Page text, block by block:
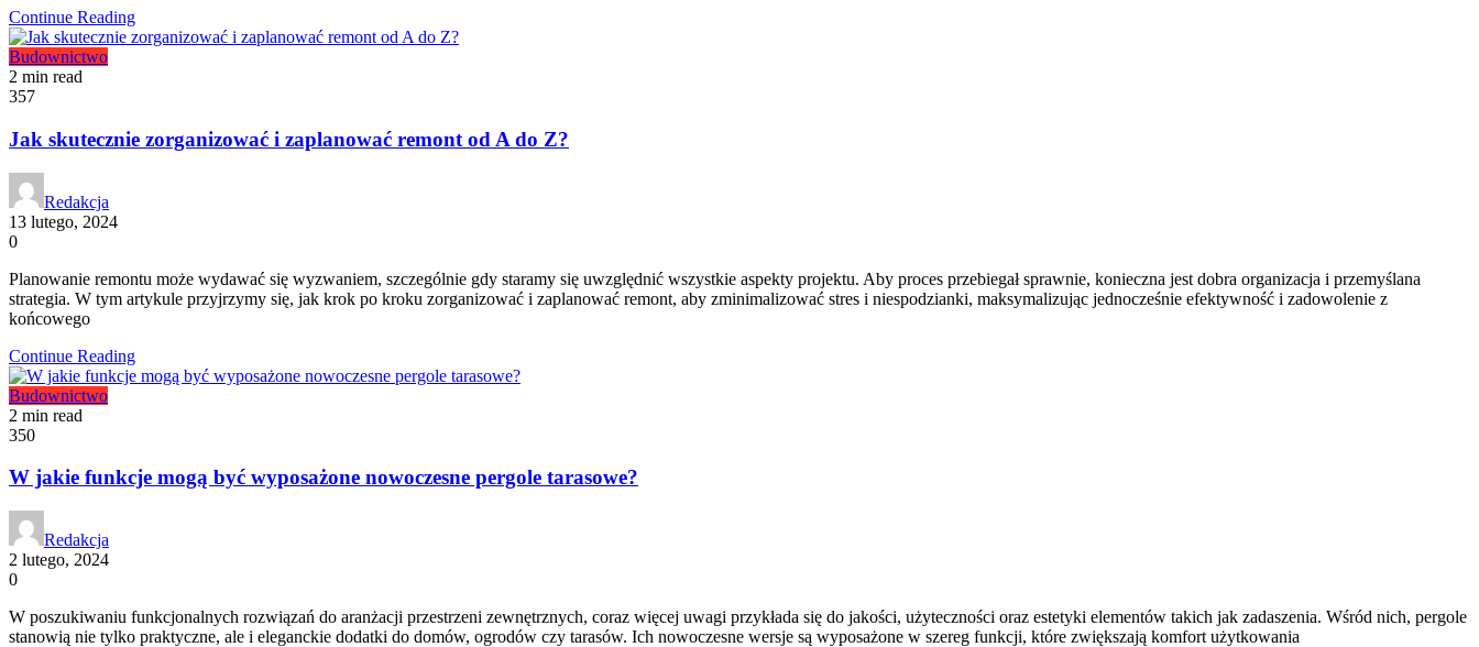
Continue Reading
Budownictwo
2 min read
357
Jak skutecznie zorganizować i zaplanować remont od A do Z?
Redakcja
13 lutego, 2024
0
Planowanie remontu może wydawać się wyzwaniem, szczególnie gdy staramy się uwzględnić wszystkie aspekty projektu. Aby proces przebiegał sprawnie, konieczna jest dobra organizacja i przemyślana
strategia. W tym artykule przyjrzymy się, jak krok po kroku zorganizować i zaplanować remont, aby zminimalizować stres i niespodzianki, maksymalizując jednocześnie efektywność i zadowolenie z
końcowego
Continue Reading
Budownictwo
2 min read
350
W jakie funkcje mogą być wyposażone nowoczesne pergole tarasowe?
Redakcja
2 lutego, 2024
0
W poszukiwaniu funkcjonalnych rozwiązań do aranżacji przestrzeni zewnętrznych, coraz więcej uwagi przykłada się do jakości, użyteczności oraz estetyki elementów takich jak zadaszenia. Wśród nich, pergole
stanowią nie tylko praktyczne, ale i eleganckie dodatki do domów, ogrodów czy tarasów. Ich nowoczesne wersje są wyposażone w szereg funkcji, które zwiększają komfort użytkowania